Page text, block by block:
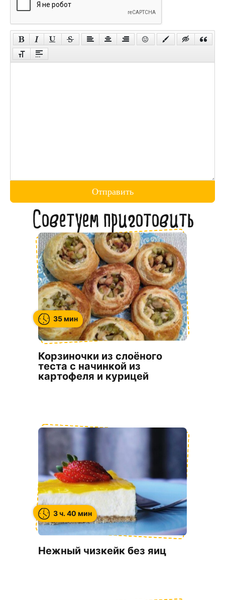
Отправить
Советуем приготовить
35 мин
Корзиночки из слоёного
теста с начинкой из
картофеля и курицей
3 ч. 40 мин
Нежный чизкейк без яиц